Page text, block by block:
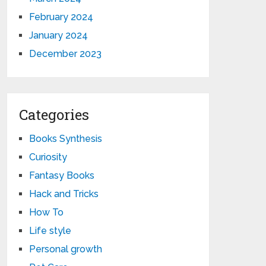
February 2024
January 2024
December 2023
Categories
Books Synthesis
Curiosity
Fantasy Books
Hack and Tricks
How To
Life style
Personal growth